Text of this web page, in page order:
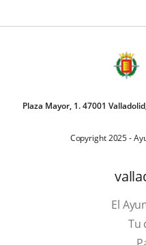
Plaza Mayor, 1. 47001
Copyright 2025 -
El
Tu